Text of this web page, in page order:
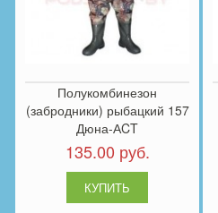
Полукомбинезон
(забродники) рыбацкий 157
Дюна-АCT
135.00 руб.